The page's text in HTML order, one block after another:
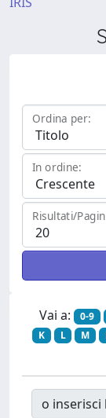
Ordina per:
In ordine:
Risultati/
Vai a: 0-9
K
L M
o inserisci